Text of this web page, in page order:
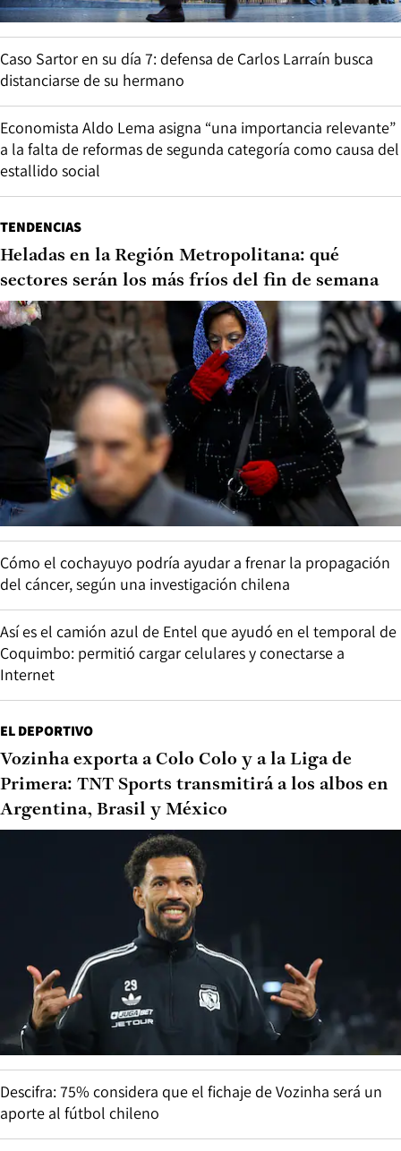
Caso Sartor en su día 7: defensa de Carlos Larraín busca
distanciarse de su hermano
Economista Aldo Lema asigna “una importancia relevante”
a la falta de reformas de segunda categoría como causa del
estallido social
TENDENCIAS
Heladas en la Región Metropolitana: qué
sectores serán los más fríos del fin de semana
Cómo el cochayuyo podría ayudar a frenar la propagación
del cáncer, según una investigación chilena
Así es el camión azul de Entel que ayudó en el temporal de
Coquimbo: permitió cargar celulares y conectarse a
Internet
EL DEPORTIVO
Vozinha exporta a Colo Colo y a la Liga de
Primera: TNT Sports transmitirá a los albos en
Argentina, Brasil y México
Descifra: 75% considera que el fichaje de Vozinha será un
aporte al fútbol chileno